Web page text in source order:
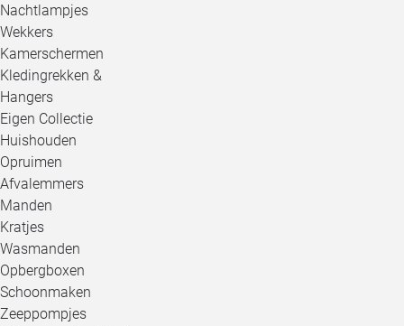
Nachtlampjes
Wekkers
Kamerschermen
Kledingrekken &
Hangers
Eigen Collectie
Huishouden
Opruimen
Afvalemmers
Manden
Kratjes
Wasmanden
Opbergboxen
Schoonmaken
Zeeppompjes